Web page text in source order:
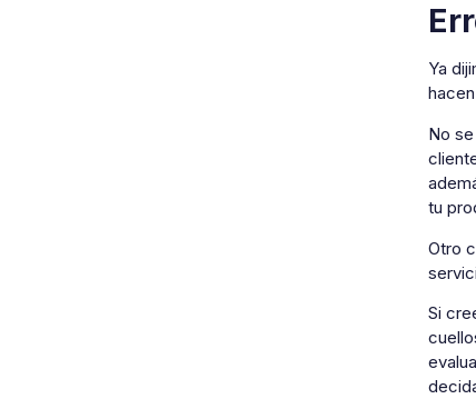
Ya
No
tu
Otro
Si